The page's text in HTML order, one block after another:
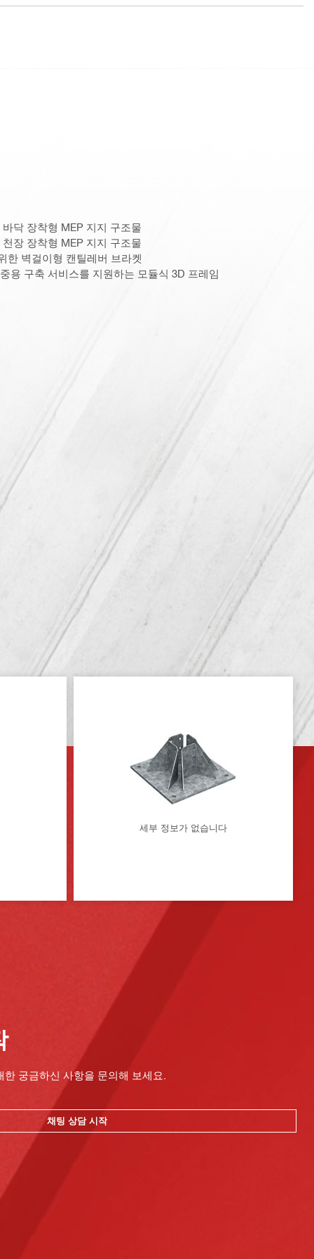
닥 장착형 MEP 지지 구조물
장 장착형 MEP 지지 구조물
한 벽걸이형 캔틸레버 브라켓
용 구축 서비스를 지원하는 모듈식 3D 프레임
세부 정보가 없습니다
궁금하신 사항을 문의해 보세요.
채팅 상담 시작